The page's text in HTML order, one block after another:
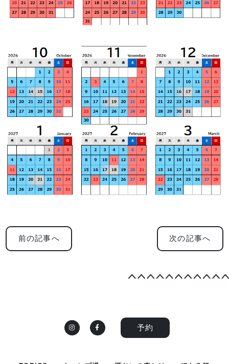
前の記事へ 次の記事へ
予約